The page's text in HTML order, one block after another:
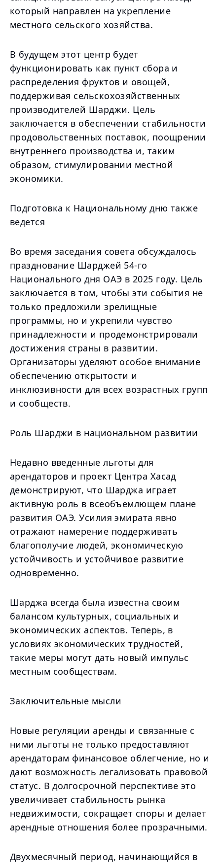
который направлен на укрепление
местного сельского хозяйства.
В будущем этот центр будет
функционировать как пункт сбора и
распределения фруктов и овощей,
поддерживая сельскохозяйственных
производителей Шарджи. Цель
заключается в обеспечении стабильности
продовольственных поставок, поощрении
внутреннего производства и, таким
образом, стимулировании местной
экономики.
Подготовка к Национальному дню также
ведется
Во время заседания совета обсуждалось
празднование Шарджей 54-го
Национального дня ОАЭ в 2025 году. Цель
заключается в том, чтобы эти события не
только предложили зрелищные
программы, но и укрепили чувство
принадлежности и продемонстрировали
достижения страны в развитии.
Организаторы уделяют особое внимание
обеспечению открытости и
инклюзивности для всех возрастных групп
и сообществ.
Роль Шарджи в национальном развитии
Недавно введенные льготы для
арендаторов и проект Центра Хасад
демонстрируют, что Шарджа играет
активную роль в всеобъемлющем плане
развития ОАЭ. Усилия эмирата явно
отражают намерение поддерживать
благополучие людей, экономическую
устойчивость и устойчивое развитие
одновременно.
Шарджа всегда была известна своим
балансом культурных, социальных и
экономических аспектов. Теперь, в
условиях экономических трудностей,
такие меры могут дать новый импульс
местным сообществам.
Заключительные мысли
Новые регуляции аренды и связанные с
ними льготы не только предоставляют
арендаторам финансовое облегчение, но и
дают возможность легализовать правовой
статус. В долгосрочной перспективе это
увеличивает стабильность рынка
недвижимости, сокращает споры и делает
арендные отношения более прозрачными.
Двухмесячный период, начинающийся в